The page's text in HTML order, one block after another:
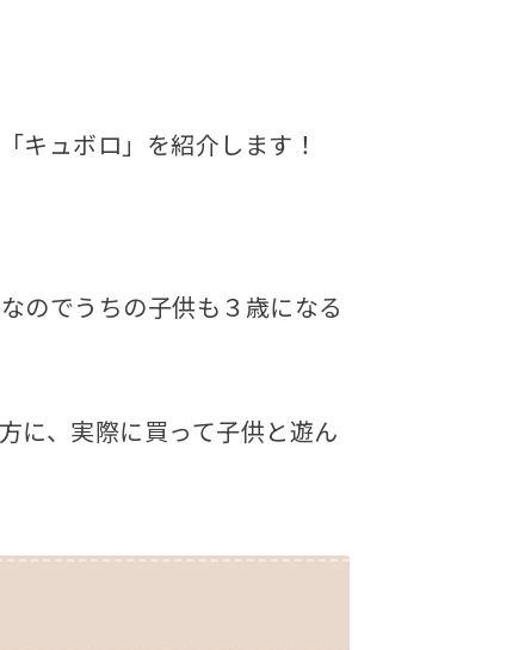
キュボロ」を紹介します！
のでうちの子供も３歳になる
に、実際に買って子供と遊ん